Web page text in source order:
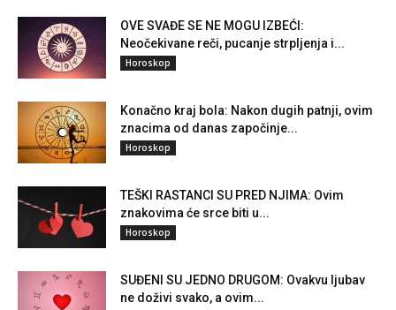
OVE SVAĐE SE NE MOGU IZBEĆI:
Neočekivane reči, pucanje strpljenja i...
Horoskop
Konačno kraj bola: Nakon dugih patnji, ovim
znacima od danas započinje...
Horoskop
TEŠKI RASTANCI SU PRED NJIMA: Ovim
znakovima će srce biti u...
Horoskop
SUĐENI SU JEDNO DRUGOM: Ovakvu ljubav
ne doživi svako, a ovim...